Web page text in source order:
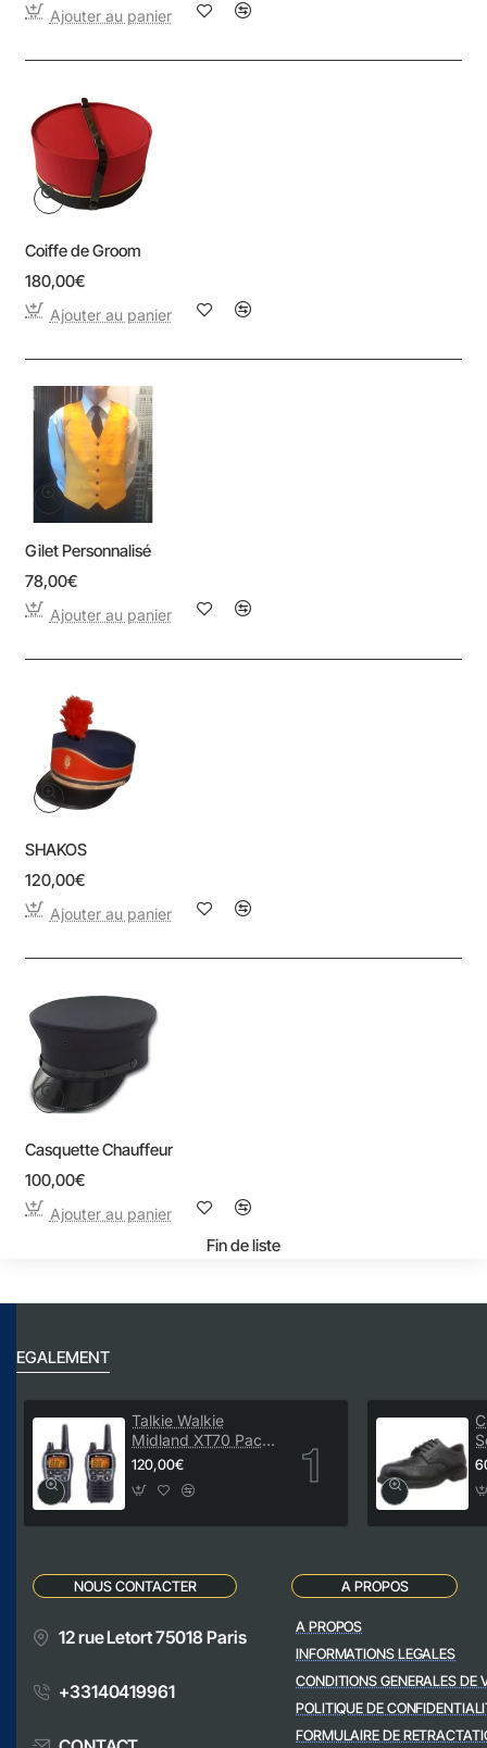
Ajouter au panier
Coiffe de Groom
180,00€
Ajouter au panier
Gilet Personnalisé
78,00€
Ajouter au panier
SHAKOS
120,00€
Ajouter au panier
Casquette Chauffeur
100,00€
Ajouter au panier
Fin de liste
EGALEMENT
Talkie Walkie
Midland XT70 Pack
de 2
120,00€
NOUS CONTACTER
12 rue Letort 75018 Paris
+33140419961
A PROPOS
A PROPOS
INFORMATIONS LEGALES
CONDITIONS GENERALES DE
POLITIQUE DE
FORMULAIRE DE